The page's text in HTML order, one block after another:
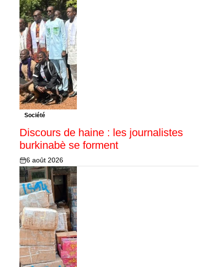
Société
Discours de haine : les journalistes
burkinabè se forment
6 août 2026